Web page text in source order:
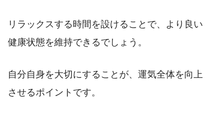
リラックスする時間を設けることで、より良い
健康状態を維持できるでしょう。
自分自身を大切にすることが、運気全体を向上
させるポイントです。